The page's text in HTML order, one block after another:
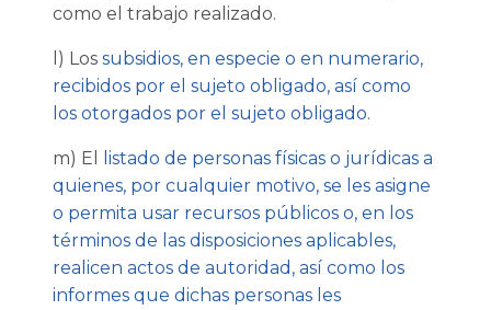
como el trabajo realizado.
l) Los subsidios, en especie o en numerario,
recibidos por el sujeto obligado, así como
los otorgados por el sujeto obligado.
m) El
listado de personas físicas o jurídicas a
quienes, por cualquier motivo, se les asigne
o permita usar recursos públicos o, en los
términos de las disposiciones aplicables,
realicen actos de autoridad, así como los
informes que dichas personas les